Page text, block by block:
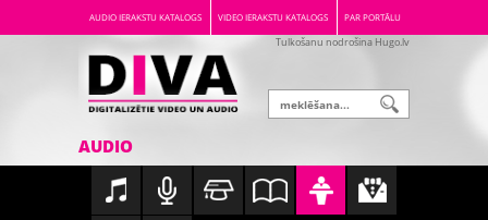
AUDIO IERAKSTU KATALOGS VIDEO IERAKSTU KATALOGS PAR PORTĀLU
Tulkošanu nodrošina Hugo.lv
AUDIO